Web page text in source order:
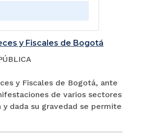
y Fiscales de Bogotá
y Fiscales de Bogotá, ante
de varios sectores
y dada su gravedad se permite